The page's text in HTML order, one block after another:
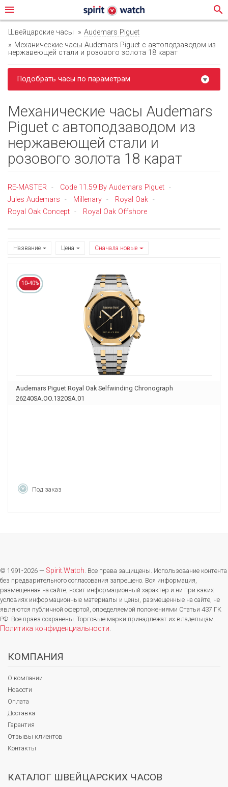
menu search
Швейцарские часы
Audemars Piguet
Механические часы Audemars Piguet с автоподзаводом из
нержавеющей стали и розового золота 18 карат
Подобрать часы по параметрам
Механические часы Audemars
Piguet с автоподзаводом из
нержавеющей стали и
розового золота 18 карат
RE-MASTER - Code 11.59 By Audemars Piguet -
Jules Audemars - Millenary - Royal Oak -
Royal Oak Concept - Royal Oak Offshore
Название Цена Сначала новые
10-40%
Audemars Piguet Royal Oak Selfwinding Chronograph
26240SA.OO.1320SA.01
Под заказ
© 1991-2026 — Spirit.Watch. Все права защищены. Использование контента
без предварительного согласования запрещено. Вся информация,
размещенная на сайте, носит информационный характер и ни при каких
условиях информационные материалы и цены, размещенные на сайте, не
являются публичной офертой, определяемой положениями Статьи 437 ГК
РФ. Все права сохранены. Торговые марки принадлежат их владельцам.
Политика конфиденциальности.
КОМПАНИЯ
О компании
Новости
Оплата
Доставка
Гарантия
Отзывы клиентов
Контакты
КАТАЛОГ ШВЕЙЦАРСКИХ ЧАСОВ